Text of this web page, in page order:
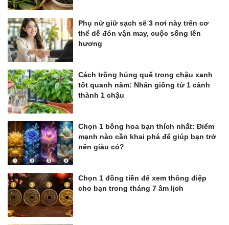
Phụ nữ giữ sạch sẽ 3 nơi này trên cơ
thể dễ đón vận may, cuộc sống lên
hương
Cách trồng húng quế trong chậu xanh
tốt quanh năm: Nhân giống từ 1 cành
thành 1 chậu
Chọn 1 bông hoa bạn thích nhất: Điểm
mạnh nào cần khai phá để giúp bạn trở
nên giàu có?
Chọn 1 đồng tiền để xem thông điệp
cho bạn trong tháng 7 âm lịch